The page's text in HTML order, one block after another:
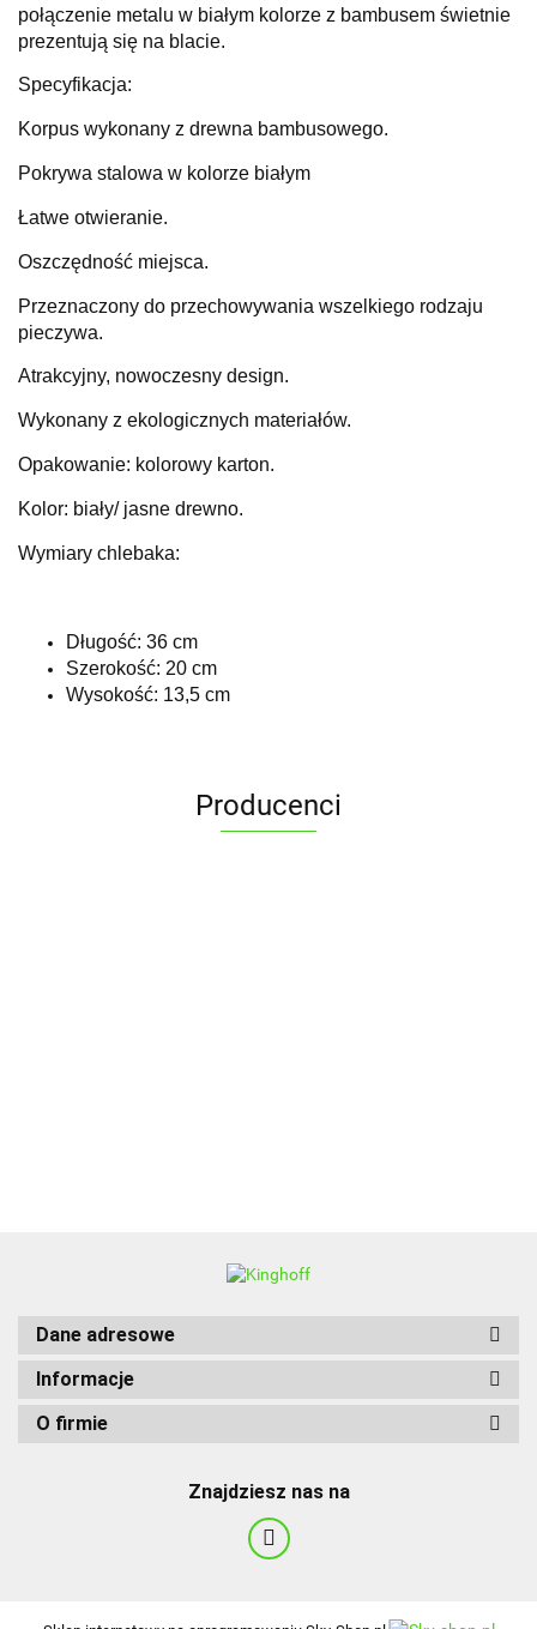
połączenie metalu w białym kolorze z bambusem świetnie
prezentują się na blacie.
Specyfikacja:
Korpus wykonany z drewna bambusowego.
Pokrywa stalowa w kolorze białym
Łatwe otwieranie.
Oszczędność miejsca.
Przeznaczony do przechowywania wszelkiego rodzaju
pieczywa.
Atrakcyjny, nowoczesny design.
Wykonany z ekologicznych materiałów.
Opakowanie: kolorowy karton.
Kolor: biały/ jasne drewno.
Wymiary chlebaka:
Długość: 36 cm
Szerokość: 20 cm
Wysokość: 13,5 cm
Producenci
Dane adresowe
Informacje
O firmie
Znajdziesz nas na